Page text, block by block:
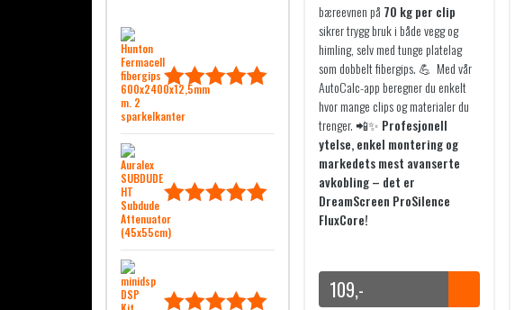
Vurdert
bæreevnen på 70 kg per clip
sikrer trygg bruk i både vegg og
himling, selv med tunge platelag
som dobbelt fibergips. 💪 Med vår
AutoCalc-app beregner du enkelt
hvor mange clips og materialer du
trenger. 📲✨ Profesjonell
ytelse, enkel montering og
markedets mest avanserte
avkobling – det er
DreamScreen ProSilence
FluxCore!
109,-